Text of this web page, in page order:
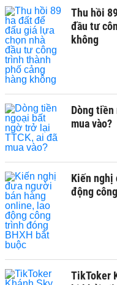
Thu hồi
đầu tư
không
Dòng tiền
mua vào?
Kiến nghị
động
TikToker